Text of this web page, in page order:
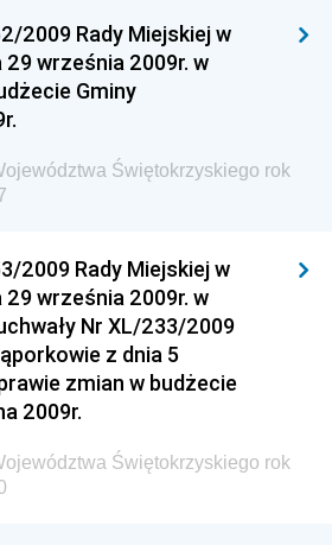
Ministra Kultury, Dziedzictwa
Ministra Rodziny i Polityki
Komendy Głównej Straży
Narodowego Banku Polskiego
Komendy Głównej Policji
Ministra Pracy i Polityki
Ministra Transportu, Budownictwa
2009 Rady Miejskiej w
września 2009r. w
Gminy
Świętokrzyskiego rok
2009 Rady Miejskiej w
września 2009r. w
Nr XL/233/2009
z dnia 5
zmian w budżecie
2009r.
Świętokrzyskiego rok